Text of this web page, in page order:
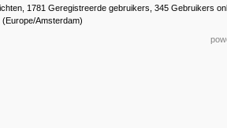
1781 Geregistreerde gebruikers, 345 Gebruikers
(Europe/Amsterdam)